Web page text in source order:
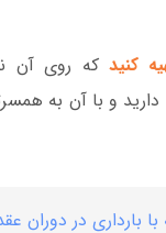
کنید که روی آن
دارید و با آن به
بارداری در دوران